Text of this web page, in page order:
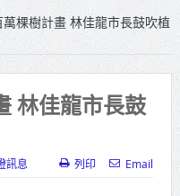
8月31日補助
大線動態測試
棵樹計畫 林佳龍市長鼓吹植
林佳龍市長鼓
訊息 列印 Email